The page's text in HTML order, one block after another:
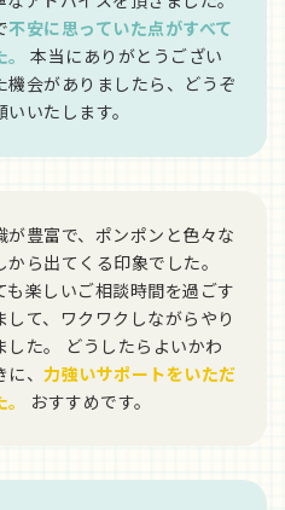
不安に思っていた点がすべて
本当にありがとうござい
機会がありましたら、どうぞ
いたします。
が豊富で、ポンポンと色々な
ら出てくる印象でした。
も楽しいご相談時間を過ごす
して、ワクワクしながらやり
した。 どうしたらよいかわ
に、力強いサポートをいただ
おすすめです。